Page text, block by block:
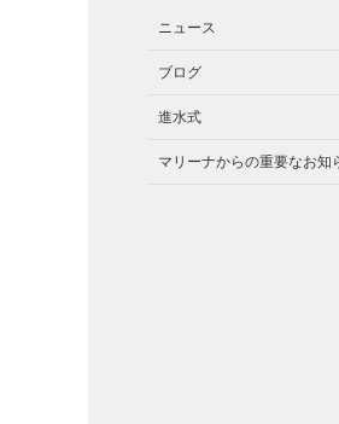
ニュース
ブログ
進水式
マリーナからの重要なお知